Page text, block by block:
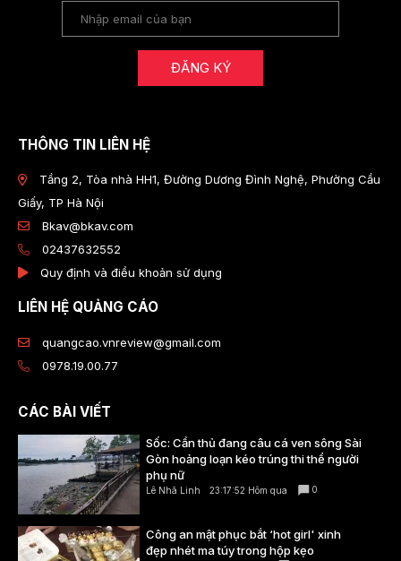
ĐĂNG KÝ
THÔNG TIN LIÊN HỆ
Tầng 2, Tòa nhà HH1, Đường Dương Đình Nghệ, Phường Cầu
Giấy, TP Hà Nội
Bkav@bkav.com
02437632552
Quy định và điều khoản sử dụng
LIÊN HỆ QUẢNG CÁO
quangcao.vnreview@gmail.com
0978.19.00.77
CÁC BÀI VIẾT
Sốc: Cần thủ đang câu cá ven sông Sài
Gòn hoảng loạn kéo trúng thi thể người
phụ nữ
Lê Nhã Linh 23:17:52 Hôm qua 0
Công an mật phục bắt ‘hot girl' xinh
đẹp nhét ma túy trong hộp kẹo